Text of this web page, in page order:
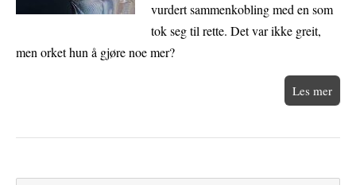
vurdert sammenkobling med en som
tok seg til rette. Det var ikke greit,
men orket hun å gjøre noe mer?
Les mer